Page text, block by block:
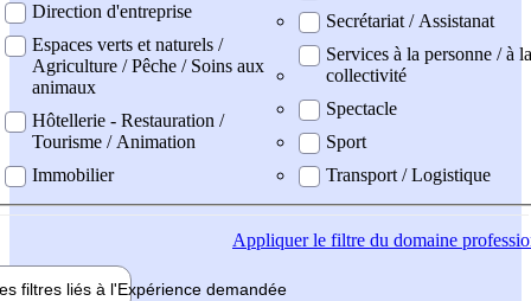
Direction d'entreprise
Espaces verts et naturels /
Agriculture / Pêche / Soins aux
animaux
Hôtellerie - Restauration /
Tourisme / Animation
Immobilier
Secrétariat / Assistanat
Services à la personne / à la
collectivité
Spectacle
Sport
Transport / Logistique
Appliquerle filtre du domaine
filtres liés à l'Expérience demandée